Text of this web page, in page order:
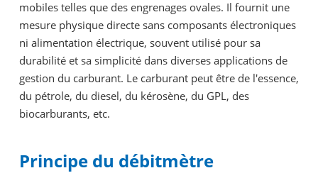
mobiles telles que des engrenages ovales. Il fournit une
mesure physique directe sans composants électroniques
ni alimentation électrique, souvent utilisé pour sa
durabilité et sa simplicité dans diverses applications de
gestion du carburant. Le carburant peut être de l'essence,
du pétrole, du diesel, du kérosène, du GPL, des
biocarburants, etc.
Principe du débitmètre